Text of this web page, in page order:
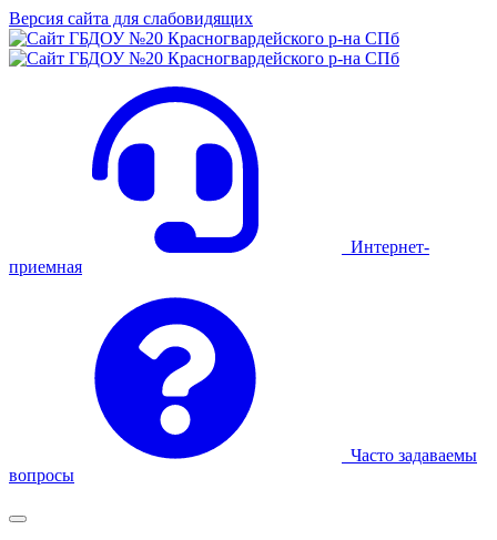
Версия сайта для слабовидящих
Интернет-
приемная
Часто задаваемы
вопросы